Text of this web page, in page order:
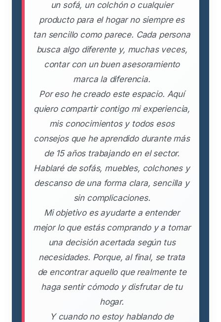
un sofá, un colchón o cualquier
producto para el hogar no siempre es
tan sencillo como parece. Cada persona
busca algo diferente y, muchas veces,
contar con un buen asesoramiento
marca la diferencia.
Por eso he creado este espacio. Aquí
quiero compartir contigo mi experiencia,
mis conocimientos y todos esos
consejos que he aprendido durante más
de 15 años trabajando en el sector.
Hablaré de sofás, muebles, colchones y
descanso de una forma clara, sencilla y
sin complicaciones.
Mi objetivo es ayudarte a entender
mejor lo que estás comprando y a tomar
una decisión acertada según tus
necesidades. Porque, al final, se trata
de encontrar aquello que realmente te
haga sentir cómodo y disfrutar de tu
hogar.
Y cuando no estoy hablando de